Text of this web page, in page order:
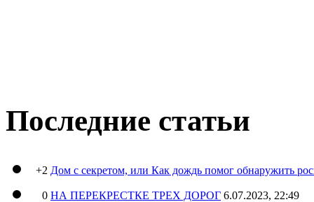
Последние статьи
+2 Дом с секретом, или Как дождь помог обнаружить
0 НА ПЕРЕКРЕСТКЕ ТРЕХ ДОРОГ 6.07.2023, 22:49